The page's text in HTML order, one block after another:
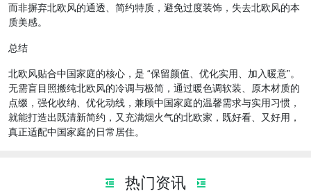
而非摒弃北欧风的通透、简约特质，避免过度装饰，失去北欧风的本
质美感。
总结
北欧风贴合中国家庭的核心，是 “保留颜值、优化实用、加入暖意”。
无需盲目照搬纯北欧风的冷调与极简，通过暖色调软装、原木材质的
点缀，强化收纳、优化动线，兼顾中国家庭的温馨需求与实用习惯，
就能打造出既清新简约，又充满烟火气的北欧家，既好看、又好用，
真正适配中国家庭的日常居住。
热门资讯